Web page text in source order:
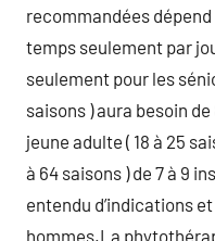
recommandées dépend
temps seulement par
seulement pour les
saisons ) aura besoin
jeune adulte ( 18 à 25
à 64 saisons ) de 7 à 9
entendu d’indications
hommes.La